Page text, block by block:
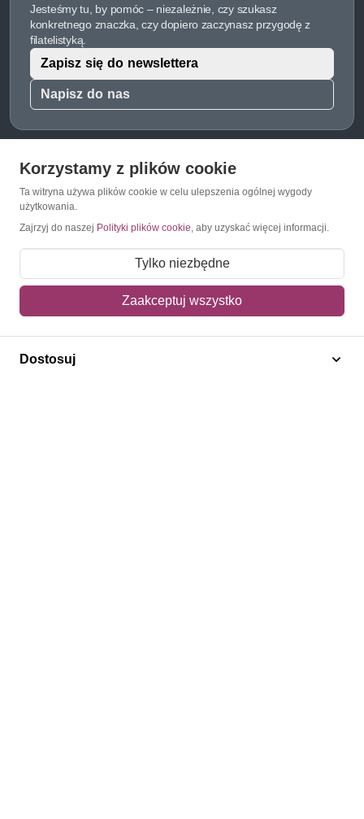
Jesteśmy tu, by pomóc – niezależnie, czy szukasz
konkretnego znaczka, czy dopiero zaczynasz przygodę z
filatelistyką.
Napisz do nas
Zapisz się do newslettera
O Znaczkopol.pl
Blog
Regulamin
Polityka prywatności
Mapa strony
Kontakt
Korzystamy z plików cookie
Ta witryna używa plików cookie w celu ulepszenia ogólnej wygody
użytkowania.
Zajrzyj do naszej Polityki plików cookie, aby uzyskać więcej informacji.
Tylko niezbędne
Zaakceptuj wszystko
Dostosuj